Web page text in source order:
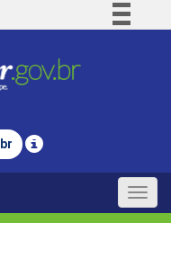
Comunica BR
Legislação
Toggle